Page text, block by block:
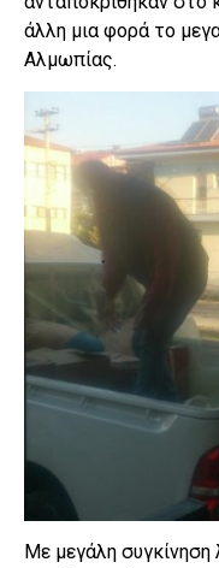
άλλη μια φορά το
Αλμωπίας.
Με μεγάλη συγκίνηση